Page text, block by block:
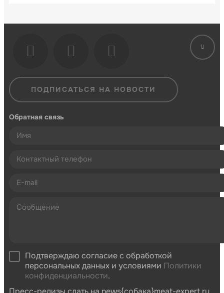
ПОДПИСАТЬСЯ НА НОВОСТИ
Обратная связь
Подтверждаю согласие с обработкой
персональных данных и условиями Политики
конфиденциальности.